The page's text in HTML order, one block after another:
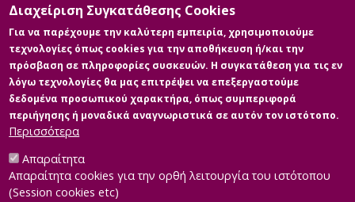
Main Files
Full text
Description:
524940_ΣΕΜΕΡΤΣΙΔΟΥ_ΕΛΕΝΗ.pdf
Διαχείριση Συγκατάθεσης Cookies
Για να παρέχουμε την καλύτερη εμπειρία, χρησιμοποιούμε
τεχνολογίες όπως cookies για την αποθήκευση ή/και την
πρόσβαση σε πληροφορίες συσκευών. Η συγκατάθεση για τις εν
λόγω τεχνολογίες θα μας επιτρέψει να επεξεργαστούμε
δεδομένα προσωπικού χαρακτήρα, όπως συμπεριφορά
περιήγησης ή μοναδικά αναγνωριστικά σε αυτόν τον ιστότοπο.
Περισσότερα
Απαραίτητα
Απαραίτητα cookies για την ορθή λειτουργία του ιστότοπου
(Session cookies etc)